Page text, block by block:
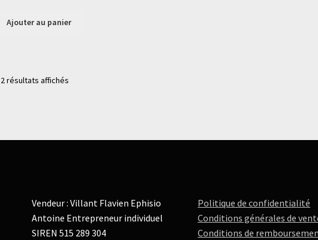
Ajouter au panier
2 résultats affichés
Vendeur : Villant Flavien Ephisio
Antoine Entrepreneur individuel
SIREN 515 289 304
Politique de confidentialité
Conditions générales de
Conditions de